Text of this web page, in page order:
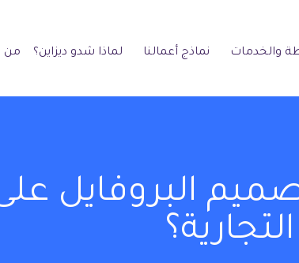
والخدمات نماذج أعمالنا لماذا شدو ديزاين؟ من
البروفايل
التجارية؟